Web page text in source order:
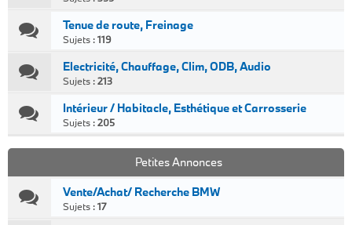
Tenue de route, Freinage
Sujets :119
Electricité, Chauffage, Clim, ODB, Audio
Sujets :213
Intérieur / Habitacle, Esthétique et Carrosserie
Sujets :205
Petites Annonces
Vente/Achat/ Recherche BMW
Sujets :17